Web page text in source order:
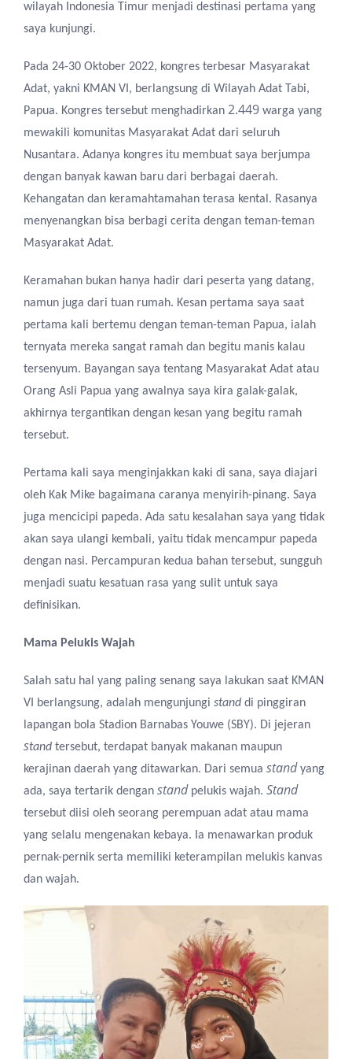
wilayah Indonesia T imur menjadi destinasi pertama yang
saya kunjungi.
Pada 24-30 Oktober 2022, kongres terbesar Masyarakat
Adat, yakni KMAN VI, berlangsung di Wilayah Adat Tabi,
Papua. Kongres tersebut menghadirkan 2.449 warga yang
mewakili komunitas Masyarakat Adat dari seluruh
Nusantara. Adanya kongres itu membuat saya berjumpa
dengan banyak kawan baru dari berbagai daerah.
Kehangatan dan keramahtamahan terasa kental. Rasanya
menyenangkan bisa berbagi cerita dengan teman-teman
Masyarakat Adat.
Keramahan bukan hanya hadir dari peserta yang datang,
namun juga dari tuan rumah. Kesan pertama saya saat
pertama kali bertemu dengan teman-teman Papua, ialah
ternyata mereka sangat ramah dan begitu manis kalau
tersenyum. Bayangan saya tentang Masyarakat Adat atau
Orang Asli Papua yang awalnya saya kira galak-galak,
akhirnya tergantikan dengan kesan yang begitu ramah
tersebut.
Pertama kali saya menginjakkan kaki di sana, saya diajari
oleh Kak Mike bagaimana caranya menyirih-pinang. Saya
juga mencicipi papeda. Ada satu kesalahan saya yang tidak
akan saya ulangi kembali, yaitu tidak mencampur papeda
dengan nasi. Percampuran kedua bahan tersebut, sungguh
menjadi suatu kesatuan rasa yang sulit untuk saya
definisikan.
Mama Pelukis Wajah
Salah satu hal yang paling senang saya lakukan saat KMAN
VI berlangsung, adalah mengunjungi stand di pinggiran
lapangan bola Stadion Barnabas Youwe (SBY). Di jejeran
stand tersebut, terdapat banyak makanan maupun
kerajinan daerah yang ditawarkan. Dari semua stand yang
ada, saya tertarik dengan stand pelukis wajah. Stand
tersebut diisi oleh seorang perempuan adat atau mama
yang selalu mengenakan kebaya. Ia menawarkan produk
pernak-pernik serta memiliki keterampilan melukis kanvas
dan wajah.